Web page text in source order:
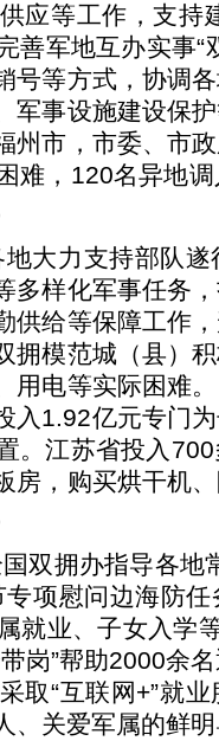
应等工作，支持
善军地互办实事“
号等方式，协调
军事设施建设保
州市，市委、市
难，120名异地
大力支持部队
多样化军事任务
供给等保障工作
拥模范城（县）
用电等实际困难
入1.92亿元专门
。江苏省投入
房，购买烘干机
双拥办指导各地
项慰问边海防
就业、子女入学
岗”帮助2000余
取“互联网+”就
、关爱军属的鲜